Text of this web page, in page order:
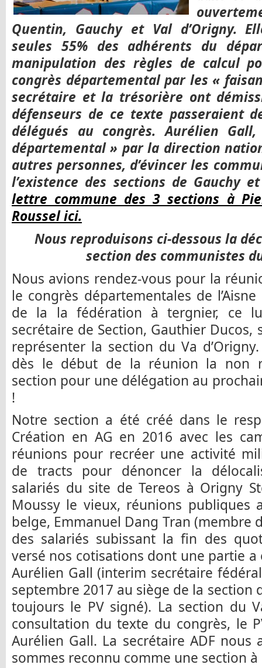
Quentin, Gauchy et Val d’Origny.
seules 55% des adhérents du
manipulation des règles de calcul
congrès départemental par les «
secrétaire et la trésorière ont
défenseurs de ce texte passeraient
délégués au congrès. Aurélien
départemental » par la direction
autres personnes, d’évincer les
l’existence des sections de Gauchy
lettre commune des 3 sections à
Roussel ici.
Nous reproduisons ci-dessous la
section des communistes
Nous avions rendez-vous pour la
le congrès départementales de
de la la fédération à tergnier, ce
secrétaire de Section, Gauthier Ducos,
représenter la section du Va
dès le début de la réunion la non
section pour une délégation au
!
Notre section a été créé dans le
Création en AG en 2016 avec les
réunions pour recréer une activité
de tracts pour dénoncer la
salariés du site de Tereos à Origny
Moussy le vieux, réunions publiques
belge, Emmanuel Dang Tran (membre
des salariés subissant la fin des
versé nos cotisations dont une partie
Aurélien Gall (interim secrétaire
septembre 2017 au siège de la section
toujours le PV signé). La section du
consultation du texte du congrès, le
Aurélien Gall. La secrétaire ADF
sommes reconnu comme une section